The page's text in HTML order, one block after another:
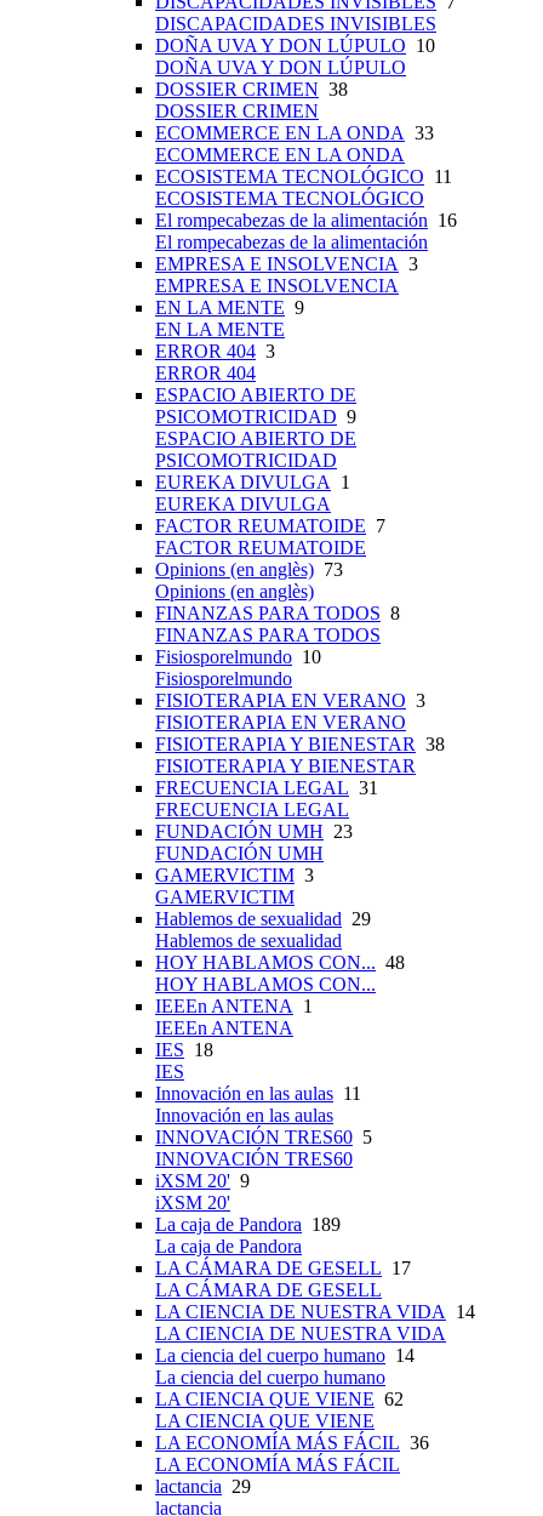
DISCAPACIDADES INVISIBLES
DOÑA UVA Y DON LÚPULO 10
DOÑA UVA Y DON LÚPULO
DOSSIER CRIMEN 38
DOSSIER CRIMEN
ECOMMERCE EN LA ONDA 33
ECOMMERCE EN LA ONDA
ECOSISTEMA TECNOLÓGICO 11
ECOSISTEMA TECNOLÓGICO
El rompecabezas de la alimentación 16
El rompecabezas de la alimentación
EMPRESA E INSOLVENCIA 3
EMPRESA E INSOLVENCIA
EN LA MENTE 9
EN LA MENTE
ERROR 404 3
ERROR 404
ESPACIO ABIERTO DE
PSICOMOTRICIDAD 9
ESPACIO ABIERTO DE
PSICOMOTRICIDAD
EUREKA DIVULGA
1
EUREKA DIVULGA
FACTOR REUMATOIDE 7
FACTOR REUMATOIDE
Opinions (en anglès) 73
Opinions (en anglès)
FINANZAS PARA TODOS 8
FINANZAS PARA TODOS
Fisiosporelmundo 10
Fisiosporelmundo
FISIOTERAPIA EN VERANO 3
FISIOTERAPIA EN VERANO
FISIOTERAPIA Y BIENESTAR 38
FISIOTERAPIA Y BIENESTAR
FRECUENCIA LEGAL 31
FRECUENCIA LEGAL
FUNDACIÓN UMH 23
FUNDACIÓN UMH
GAMERVICTIM 3
GAMERVICTIM
Hablemos de sexualidad 29
Hablemos de sexualidad
HOY HABLAMOS CON... 48
HOY HABLAMOS CON...
IEEEn ANTENA
1
IEEEn ANTENA
IES 18
IES
Innovación en las aulas 11
Innovación en las aulas
INNOVACIÓN TRES60 5
INNOVACIÓN TRES60
iXSM 20' 9
iXSM 20'
La caja de Pandora 189
La caja de Pandora
LA CÁMARA DE GESELL 17
LA CÁMARA DE GESELL
LA CIENCIA DE NUESTRA VIDA
14
LA CIENCIA DE NUESTRA VIDA
La ciencia del cuerpo humano 14
La ciencia del cuerpo humano
LA CIENCIA QUE VIENE 62
LA CIENCIA QUE VIENE
LA ECONOMÍA MÁS FÁCIL 36
LA ECONOMÍA MÁS FÁCIL
lactancia 29
lactancia